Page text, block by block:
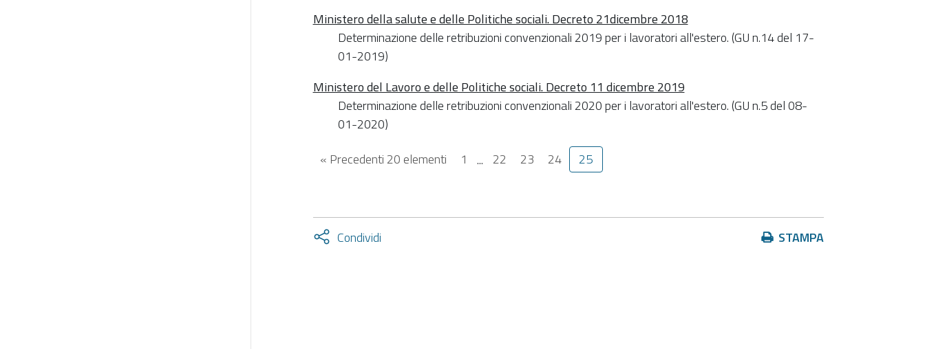
Ministero della salute e delle Politiche sociali. Decreto 21dicembre 2018
Determinazione delle retribuzioni convenzionali 2019 per i lavoratori all'estero. (GU n.14 del 17-
01-2019)
Ministero del Lavoro e delle Politiche sociali. Decreto 11 dicembre 2019
Determinazione delle retribuzioni convenzionali 2020 per i lavoratori all'estero. (GU n.5 del 08-
01-2020)
« Precedenti 20 elementi
1 ... 22 23 24 25
Azioni STAMPA
Condividi
Attiva